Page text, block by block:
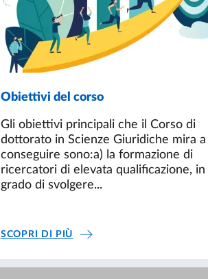
Obiettivi del corso
Gli obiettivi principali che il Corso di
dottorato in Scienze Giuridiche mira a
conseguire sono:a) la formazione di
ricercatori di elevata qualificazione, in
grado di svolgere...
SCOPRI DI PIÙ OBIETTIVI DEL CORSO